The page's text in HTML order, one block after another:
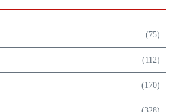
(75)
(112)
(170)